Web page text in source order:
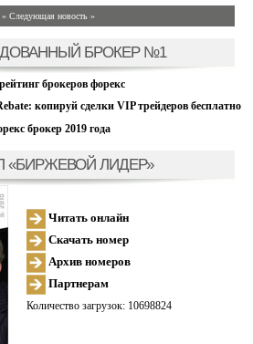
» Следующая новость »
БРОКЕР №1
брокеров форекс
копируй сделки VIP трейдеров бесплатно
брокер 2019 года
«БИРЖЕВОЙ ЛИДЕР»
Читать онлайн
Скачать номер
Архив номеров
Партнерам
Количество загрузок: 10698824